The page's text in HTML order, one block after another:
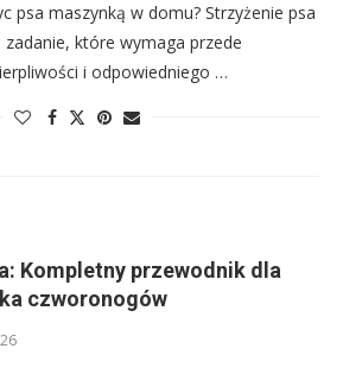
psa maszynką w domu? Strzyżenie psa
które wymaga przede
i odpowiedniego …
Kompletny przewodnik dla
czworonogów